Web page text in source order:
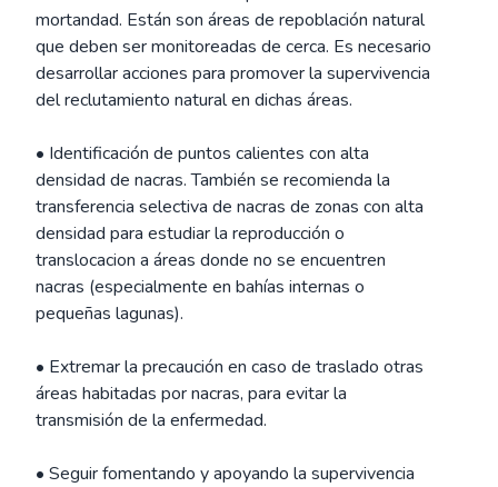
mortandad. Están son áreas de repoblación natural
que deben ser monitoreadas de cerca. Es necesario
desarrollar acciones para promover la supervivencia
del reclutamiento natural en dichas áreas.
• Identificación de puntos calientes con alta
densidad de nacras. También se recomienda la
transferencia selectiva de nacras de zonas con alta
densidad para estudiar la reproducción o
translocacion a áreas donde no se encuentren
nacras (especialmente en bahías internas o
pequeñas lagunas).
• Extremar la precaución en caso de traslado otras
áreas habitadas por nacras, para evitar la
transmisión de la enfermedad.
• Seguir fomentando y apoyando la supervivencia